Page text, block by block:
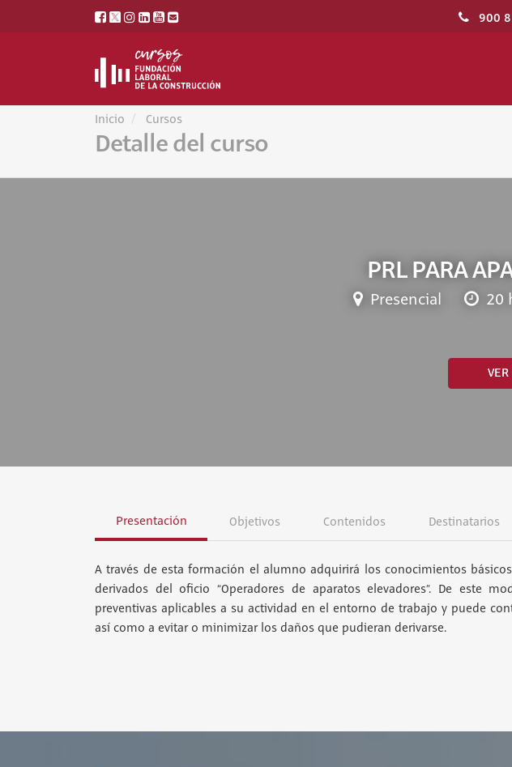
900
Inicio Cursos
Detalle del curso
PRL PARA
Presencial 20
VER
Presentación Objetivos Contenidos Destinatarios
A través de esta formación el alumno adquirirá los conocimientos
derivados del oficio “Operadores de aparatos elevadores”. De este
preventivas aplicables a su actividad en el entorno de trabajo y puede
así como a evitar o minimizar los daños que pudieran derivarse.